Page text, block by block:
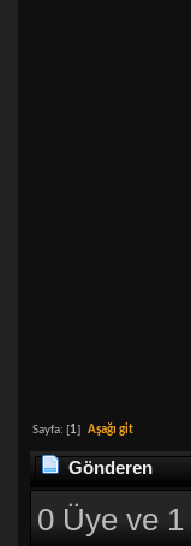
Sayfa: [1] Aşağı git
Gönderen
0 Üye ve